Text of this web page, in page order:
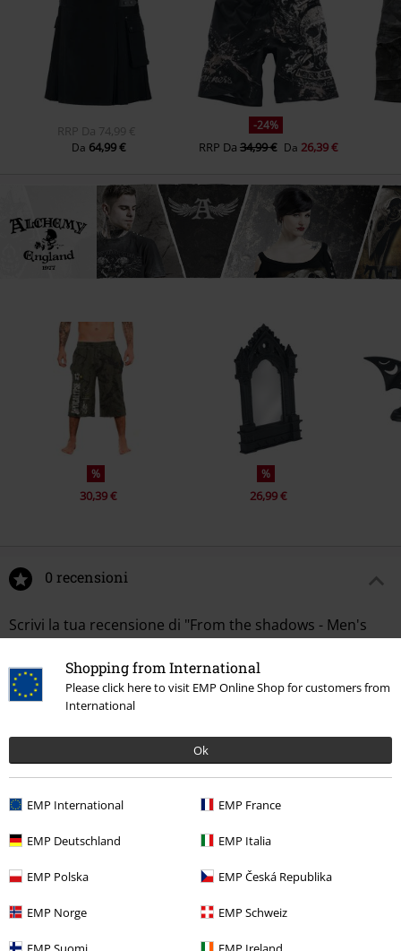
Shopping from International
Please click here to visit EMP Online Shop for customers from
International
Ok
EMP International EMP France
EMP Deutschland EMP Italia
EMP Polska EMP Česká Republika
EMP Norge EMP Schweiz
RRP Da 74,99 €
Da 64,99 €
-24%
RRP Da 34,99 € Da 26,39 €
%
30,39 €
%
26,99 €
0 recensioni
Scrivi la tua recensione di "From the shadows - Men's
Scrivi una recensione
Ultimi articoli visualizzati